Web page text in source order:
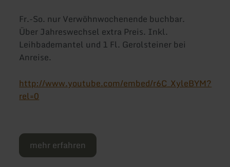
Fr.-So. nur Verwöhnwochenende buchbar.
Über Jahreswechsel extra Preis. Inkl.
Leihbademantel und 1 Fl. Gerolsteiner bei
Anreise.
http://www.youtube.com/embed/r6C_XyleBYM?
rel=0
mehr erfahren